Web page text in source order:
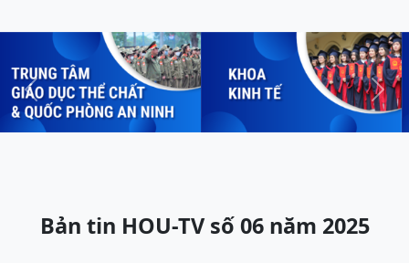
Previous Next
Bản tin HOU-TV số 06 năm 2025